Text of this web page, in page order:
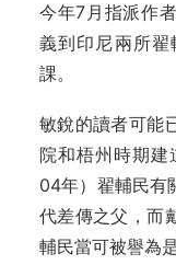
今年7月指派作
義到印尼兩所
課。
敏銳的讀者可能
院和梧州時期建
04年）翟輔民有
代差傳之父，而
輔民當可被譽為